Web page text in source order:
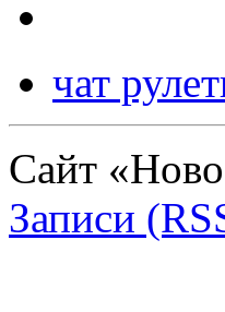
чат
Сайт
Записи